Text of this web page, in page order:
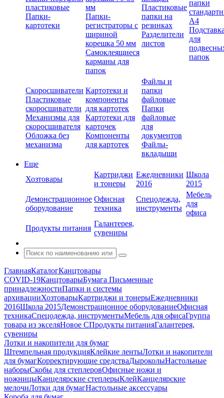
пластиковые
Папки-
картотеки
мм
Папки-
регистраторы с
шириной
корешка 50 мм
Самоклеящиеся
карманы для
папок
Пластиковые
папки на
резинках
Разделители
листов
папки
А4
для
папок
Скоросшиватели
Пластиковые
скоросшиватели
Механизмы для
скоросшивателя
Обложка без
механизма
Картотеки и
компоненты
для картотек
Картотеки для
карточек
Компоненты
для картотек
Файлы и
папки
файловые
Папки
файловые
для
документов
Файлы-
вкладыши
Еще
Хозтовары
Картриджи
и тонеры
Ежедневники
2016
Школа
2015
Демонстрационное
оборудование
Офисная
техника
Спецодежда,
инструменты
Мебель
для
офиса
Продукты питания
Галантерея,
сувениры
ГлавнаяКаталогКанцтовары
COVID-19КанцтоварыБумага Письменные
принадлежностиПапки и системы
архивацииХозтоварыКартриджи и тонерыЕжедневники
2016Школа 2015Демонстрационное оборудованиеОфисная
техникаСпецодежда, инструментыМебель для офисаГруппа
товара из экселяНовое СПродукты питанияГалантерея,
сувениры
Лотки и накопители для бумаг
Штемпельная продукцияКлейкие лентыЛотки и накопители
для бумагКорректирующие средстваДыроколыНастольные
наборыСкобы для степлеровОфисные ножи и
ножницыКанцелярские степлерыКлейКанцелярские
мелочиЛотки для бумагНастольные аксессуары